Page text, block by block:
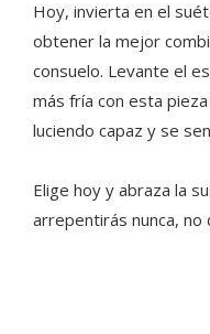
Hoy, invierta en el
obtener la mejor
consuelo. Levante el
más fría con esta
luciendo capaz y se
Elige hoy y abraza la
arrepentirás nunca, no